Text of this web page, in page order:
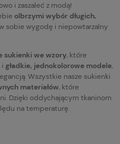
i zaszaleć z modą!
olbrzymi wybór długich,
sobie wygodę i niepowtarzalny
sukienki we wzory, które
i gładkie, jednokolorowe modele,
Wszystkie nasze sukienki
materiałów, które
Dzięki oddychającym tkaninom
na temperaturę.